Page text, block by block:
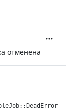
отменена